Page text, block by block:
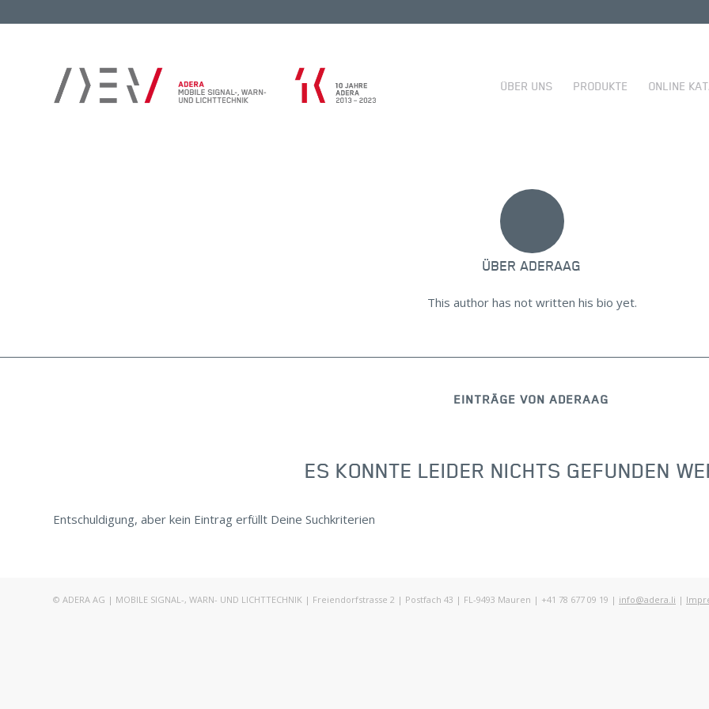
ÜBER UNS PRODUKTE ONLINE
ÜBERADERAAG
This author has not written his bio yet.
EINTRÄGE VON ADERAAG
ES KONNTE LEIDER NICHTS GEFUNDEN
Entschuldigung, aber kein Eintrag erfüllt Deine Suchkriterien
© ADERA AG | MOBILE SIGNAL-, WARN- UND LICHTTECHNIK | Freiendorfstrasse 2 | Postfach 43 | FL-9493 Mauren | +41 78 677 09 19 | info@adera.li |